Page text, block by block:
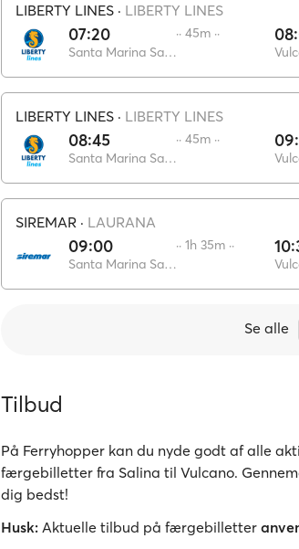
LIBERTY LINES · LIBERTY LINES
07:20
Santa Marina Salina
·· 45m ··
LIBERTY LINES · LIBERTY LINES
08:45
Santa Marina Salina
·· 45m ··
SIREMAR · LAURANA
09:00
Santa Marina Salina
·· 1h 35m ··
Se alle
Tilbud
På Ferryhopper kan du nyde godt af alle
færgebilletter fra Salina til Vulcano.
dig bedst!
Husk: Aktuelle tilbud på færgebilletter